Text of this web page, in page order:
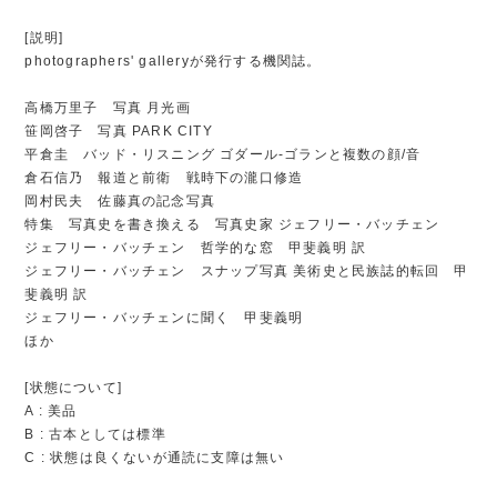
[説明]
photographers' galleryが発行する機関誌。
高橋万里子 写真 月光画
笹岡啓子 写真 PARK CITY
平倉圭 バッド・リスニング ゴダール-ゴランと複数の顔/音
倉石信乃 報道と前衛 戦時下の瀧口修造
岡村民夫 佐藤真の記念写真
特集 写真史を書き換える 写真史家 ジェフリー・バッチェン
ジェフリー・バッチェン 哲学的な窓 甲斐義明 訳
ジェフリー・バッチェン スナップ写真 美術史と民族誌的転回 甲
斐義明 訳
ジェフリー・バッチェンに聞く 甲斐義明
ほか
[状態について]
A : 美品
B : 古本としては標準
C : 状態は良くないが通読に支障は無い